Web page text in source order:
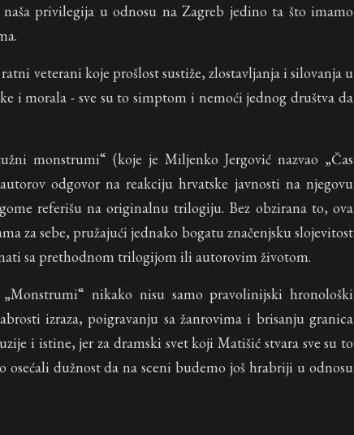
privilegija u odnosu na Zagreb jedino ta što imamo
veterani koje prošlost sustiže, zlostavljanja i silovanja u
i morala - sve su to simptom i nemoći jednog društva da
monstrumi“ (koje je Miljenko Jergović nazvao „Čas
odgovor na reakciju hrvatske javnosti na njegovu
referišu na originalnu trilogiju. Bez obzirana to, ova
za sebe, pružajući jednako bogatu značenjsku slojevitost
sa prethodnom trilogijom ili autorovim životom.
nikako nisu samo pravolinijski hronološki
izraza, poigravanju sa žanrovima i brisanju granica
i istine, jer za dramski svet koji Matišić stvara sve su to
dužnost da na sceni budemo još hrabriji u odnosu